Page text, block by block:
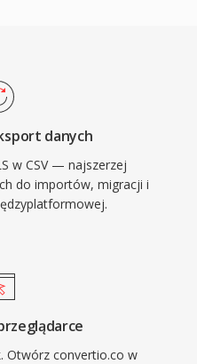
danych
w CSV — najszerzej
do importów, migracji i
Otwórz convertio.co w